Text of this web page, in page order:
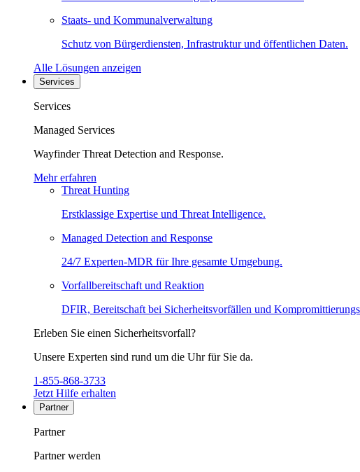
Staats- und Kommunalverwaltung
Schutz von Bürgerdiensten, Infrastruktur und öffentlichen Daten.
Alle Lösungen anzeigen
Services
Services
Managed Services
Wayfinder Threat Detection and Response.
Mehr erfahren
Threat Hunting
Erstklassige Expertise und Threat Intelligence.
Managed Detection and Response
24/7 Experten-MDR für Ihre gesamte Umgebung.
Vorfallbereitschaft und Reaktion
DFIR, Bereitschaft bei Sicherheitsvorfällen und
Erleben Sie einen Sicherheitsvorfall?
Unsere Experten sind rund um die Uhr für Sie da.
1-855-868-3733
Jetzt Hilfe erhalten
Partner
Partner
Partner werden